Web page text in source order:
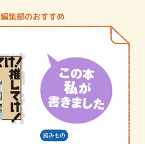
編集部のおすすめ
読みもの